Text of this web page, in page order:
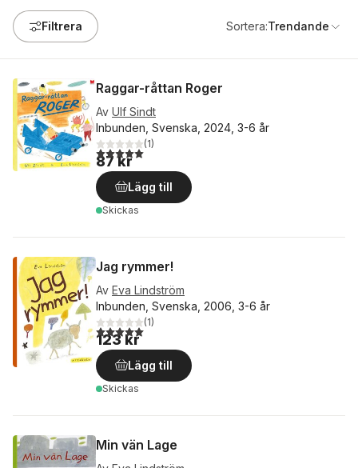
Filtrera Sortera:Trendande
Raggar-råttan Roger
Av Ulf Sindt
Inbunden, Svenska, 2024, 3-6 år
5,0utav 5 stjärnor. Totalt antal röster:
(1)
87 kr
Lägg till
Skickas
Jag rymmer!
Av Eva Lindström
Inbunden, Svenska, 2006, 3-6 år
5,0utav 5 stjärnor. Totalt antal röster:
(1)
123 kr
Lägg till
Skickas
Min vän Lage